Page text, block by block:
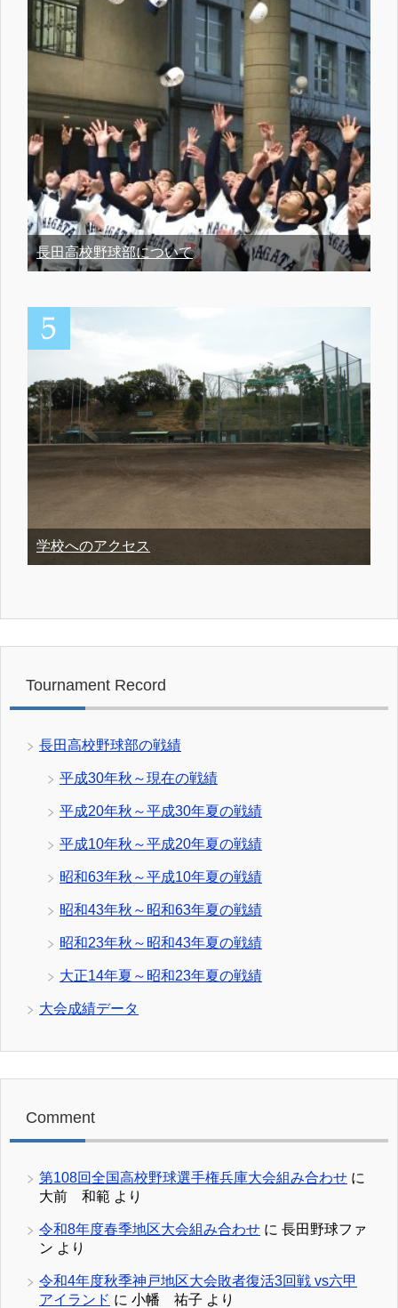
長田高校野球部について
学校へのアクセス
Tournament Record
長田高校野球部の戦績
平成30年秋～現在の戦績
平成20年秋～平成30年夏の戦績
平成10年秋～平成20年夏の戦績
昭和63年秋～平成10年夏の戦績
昭和43年秋～昭和63年夏の戦績
昭和23年秋～昭和43年夏の戦績
大正14年夏～昭和23年夏の戦績
大会成績データ
Comment
第108回全国高校野球選手権兵庫大会組み合わせ に
大前 和範 より
令和8年度春季地区大会組み合わせ に 長田野球ファ
ン より
令和4年度秋季神戸地区大会敗者復活3回戦 vs六甲
アイランド に 小幡 祐子 より